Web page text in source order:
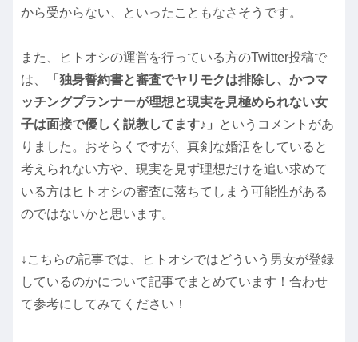
から受からない、といったこともなさそうです。
また、ヒトオシの運営を行っている方のTwitter投稿で
は、
「独身誓約書と審査でヤリモクは排除し、かつマ
ッチングプランナーが理想と現実を見極められない女
子は面接で優しく説教してます♪」
というコメントがあ
りました。おそらくですが、真剣な婚活をしていると
考えられない方や、現実を見ず理想だけを追い求めて
いる方はヒトオシの審査に落ちてしまう可能性がある
のではないかと思います。
↓こちらの記事では、ヒトオシではどういう男女が登録
しているのかについて記事でまとめています！合わせ
て参考にしてみてください！